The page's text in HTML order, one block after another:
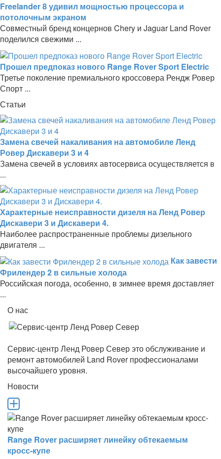
Freelander 8 удивил мощностью процессора и
потолочным экраном
Совместный бренд концернов Chery и Jaguar Land Rover
поделился свежими ...
Прошел предпоказ нового Range Rover Sport Electric
Третье поколение премиального кроссовера Рендж Ровер
Спорт ...
Статьи
Замена свечей накаливания на автомобиле Ленд
Ровер Дискавери 3 и 4
Замена свечей в условиях автосервиса осуществляется в
...
Характерные неисправности дизеля на Ленд Ровер
Дискавери 3 и Дискавери 4.
Наиболее распространенные проблемы дизельного
двигателя ...
Как завести
Фрилендер 2 в сильные холода
Российская погода, особенно, в зимнее время доставляет
...
О нас
Сервис-центр Ленд Ровер Север это обслуживание и
ремонт автомобилей Land Rover профессионалами
высочайшего уровня.
Новости
Range Rover расширяет линейку обтекаемым
кросс-купе